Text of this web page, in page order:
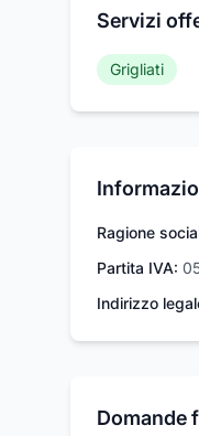
Servizi
Grigliati
Ragione
Partita IVA:
Indirizzo
Domande